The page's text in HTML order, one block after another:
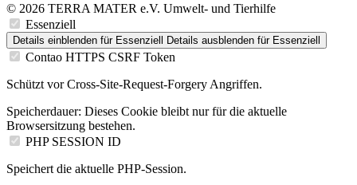
© 2026 TERRA MATER e.V. Umwelt- und Tierhilfe
Essenziell
Details einblenden für Essenziell Details ausblenden für Essenziell
Contao HTTPS CSRF Token
Schützt vor Cross-Site-Request-Forgery Angriffen.
Speicherdauer: Dieses Cookie bleibt nur für die aktuelle
Browsersitzung bestehen.
PHP SESSION ID
Speichert die aktuelle PHP-Session.